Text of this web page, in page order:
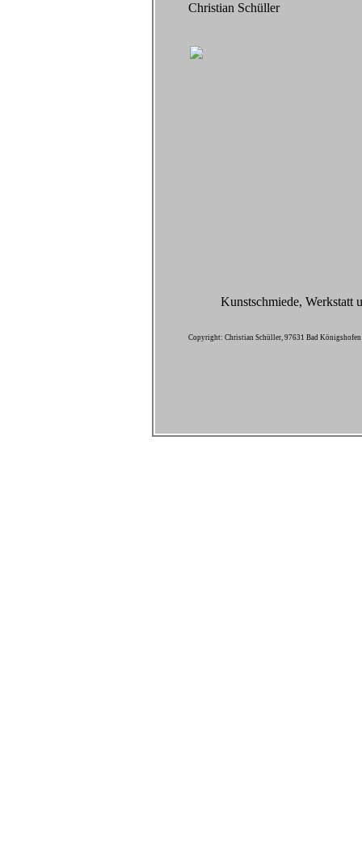
Christian Schüller
Kunstschmiede, Werkstatt
Copyright: Christian Schüller, 97631 Bad Königshofen